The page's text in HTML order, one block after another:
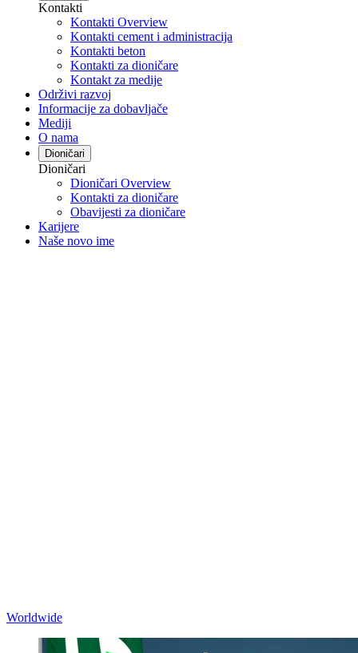
Kontakti
Kontakti Overview
Kontakti cement i administracija
Kontakti beton
Kontakti za dioničare
Kontakt za medije
Održivi razvoj
Informacije za dobavljače
Mediji
O nama
Dioničari
Dioničari
Dioničari Overview
Kontakti za dioničare
Obavijesti za dioničare
Karijere
Naše novo ime
Worldwide